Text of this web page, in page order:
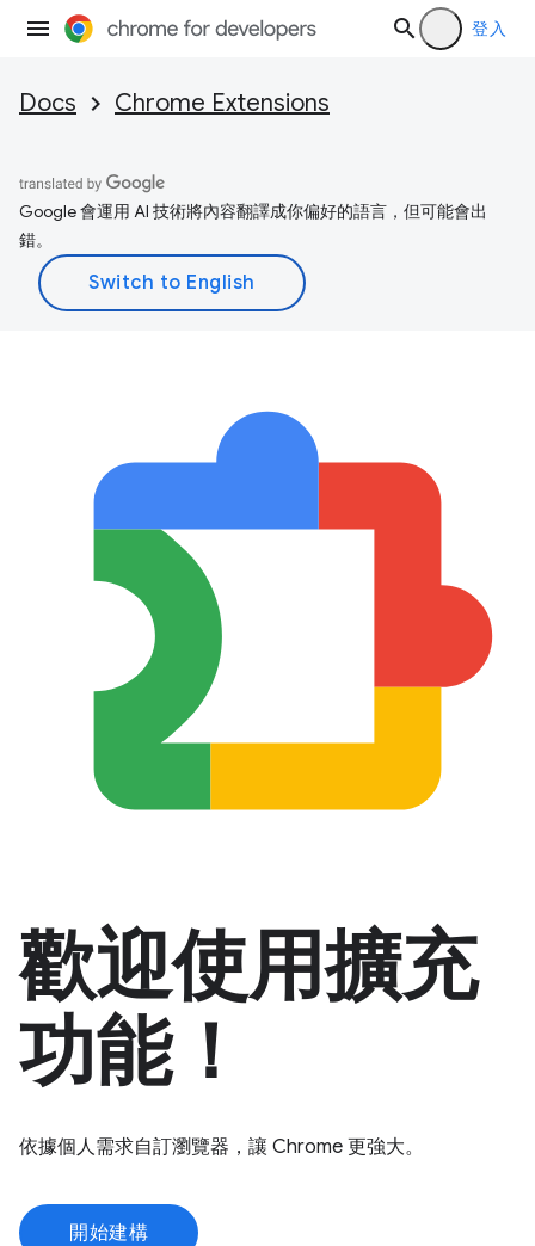
登入
Docs Chrome Extensions
Google 會運用 AI 技術將內容翻譯成你偏好的語言，但可能會出
錯。
歡迎使用擴充
功能！
依據個人需求自訂瀏覽器，讓 Chrome 更強大。
開始建構